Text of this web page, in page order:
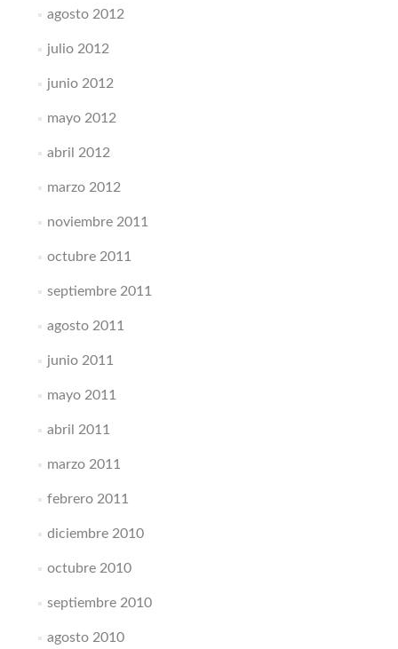
agosto 2012
julio 2012
junio 2012
mayo 2012
abril 2012
marzo 2012
noviembre 2011
octubre 2011
septiembre 2011
agosto 2011
junio 2011
mayo 2011
abril 2011
marzo 2011
febrero 2011
diciembre 2010
octubre 2010
septiembre 2010
agosto 2010